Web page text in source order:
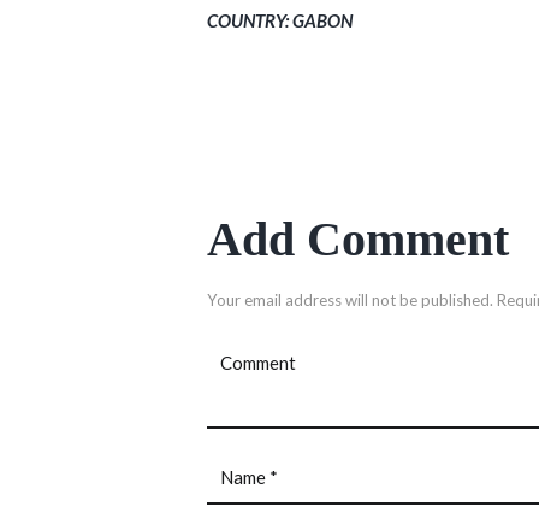
COUNTRY: GABON
Add Comment
Your email address will not be published.